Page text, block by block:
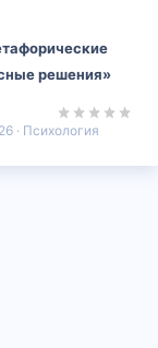
решения»
Психология